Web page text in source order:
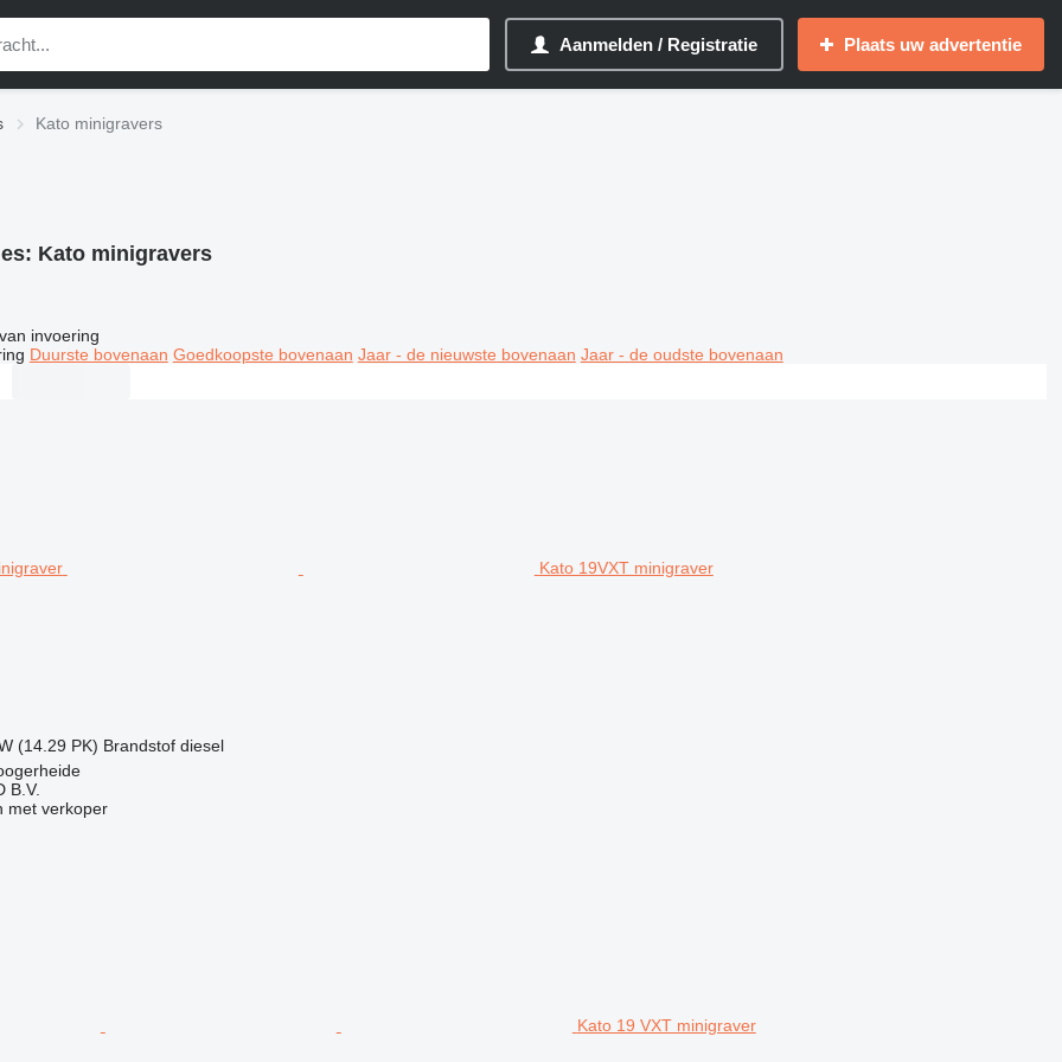
Aanmelden / Registratie Plaats uw advertentie
Kato minigravers
Kato minigravers
invoering
Duurste bovenaan Goedkoopste bovenaan Jaar - de nieuwste bovenaan Jaar - de oudste bovenaan
Kato 19VXT minigraver
(14.29 PK) Brandstof diesel
B.V.
met verkoper
Kato 19 VXT minigraver